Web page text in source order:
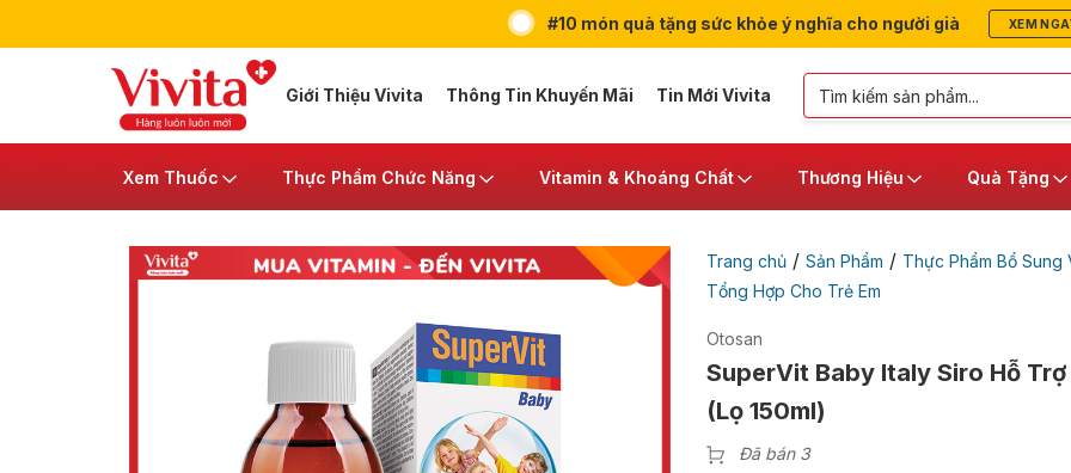
#10 món quà tặng sức khỏe ý nghĩa cho người già XEM
Giới Thiệu Vivita Thông Tin Khuyến Mãi Tin Mới Vivita
Xem Thuốc Thực Phẩm Chức Năng Vitamin & Khoáng Chất Thương Hiệu Quà Tặng
Trang chủ/ Sản Phẩm / Thực Phẩm Bổ Sung
Tổng Hợp Cho Trẻ Em
Otosan
SuperVit Baby Italy Siro Hỗ
(Lọ 150ml)
Đã bán 3